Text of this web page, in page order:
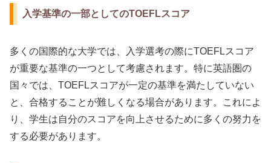
入学基準の一部としてのTOEFLスコア
多くの国際的な大学では、入学選考の際にTOEFLスコア
が重要な基準の一つとして考慮されます。特に英語圏の
国々では、TOEFLスコアが一定の基準を満たしていない
と、合格することが難しくなる場合があります。これによ
り、学生は自分のスコアを向上させるために多くの努力を
する必要があります。